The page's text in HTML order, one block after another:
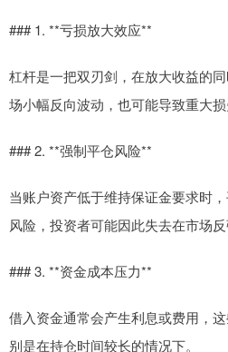
### 1. **亏损放大效应**
杠杆是一把双刃剑，在放大收益的
场小幅反向波动，也可能导致重大损
### 2. **强制平仓风险**
当账户资产低于维持保证金要求时
风险，投资者可能因此失去在市场反
### 3. **资金成本压力**
借入资金通常会产生利息或费用，
别是在持仓时间较长的情况下。